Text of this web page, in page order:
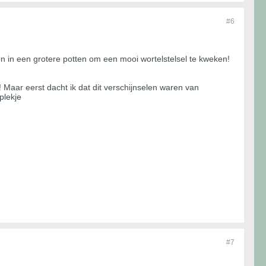
#6
in een grotere potten om een mooi wortelstelsel te kweken!
eerst dacht ik dat dit verschijnselen waren van
#7